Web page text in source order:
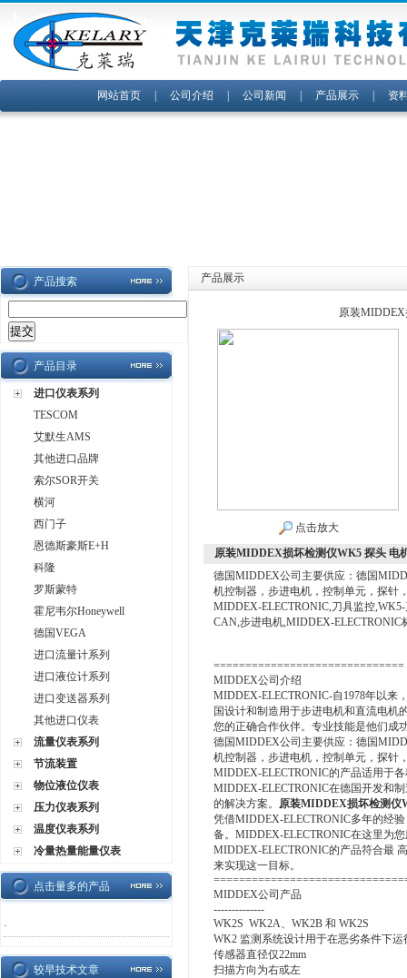
网站首页 公司介绍 公司新闻 产品展示 资
产品搜索
产品目录
进口仪表系列
TESCOM
艾默生AMS
其他进口品牌
索尔SOR开关
横河
西门子
恩德斯豪斯E+H
科隆
罗斯蒙特
霍尼韦尔Honeywell
德国VEGA
进口流量计系列
进口液位计系列
进口变送器系列
其他进口仪表
流量仪表系列
节流装置
物位液位仪表
压力仪表系列
温度仪表系列
冷量热量能量仪表
点击量多的产品
·
较早技术文章
产品展示
原装
点击放大
原装MIDDEX损坏检测仪WK5 探头 电
德国MIDDEX公司主要供应：德国
机控制器，步进电机，控制单元，探针
MIDDEX-ELECTRONIC,刀具监控
CAN,步进电机,MIDDEX-ELECTRONIC
==============================
MIDDEX公司介绍
MIDDEX-ELECTRONIC-自1978年以来
国设计和制造用于步进电机和直流电机
您的正确合作伙伴。专业技能是他们成
德国MIDDEX公司主要供应：德国
机控制器，步进电机，控制单元，探针
MIDDEX-ELECTRONIC的产品适用于
MIDDEX-ELECTRONIC在德国开发和
的解决方案。
原装MIDDEX损坏检测仪
凭借MIDDEX-ELECTRONIC多年的经
备。MIDDEX-ELECTRONIC在这里为
MIDDEX-ELECTRONIC的产品符合最
来实现这一目标。
MIDDEX公司产品
--------------
WK2S WK2A、WK2B 和 WK2S
WK2 监测系统设计用于在恶劣条件下运
传感器直径仅22mm
扫描方向为右或左